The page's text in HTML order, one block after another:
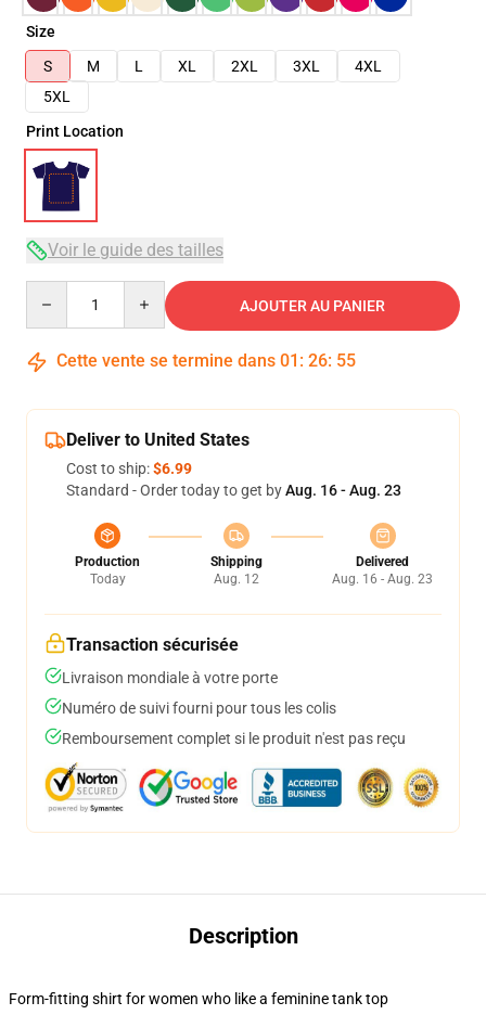
Size
S
M L XL 2XL 3XL
4XL
5XL
Print Location
Voir le guide des tailles
AJOUTER AU PANIER
Cette vente se termine dans 01 : 26: 54
Deliver to United States
Cost to ship:$6.99
Standard - Order today to get byAug. 16 - Aug. 23
Production
Today
Shipping
Aug. 12
Delivered
Aug. 16 - Aug. 23
Transaction sécurisée
Livraison mondiale à votre porte
Numéro de suivi fourni pour tous les colis
Remboursement complet si le produit n'est pas reçu
Description
Form-fitting shirt for women who like a feminine tank top